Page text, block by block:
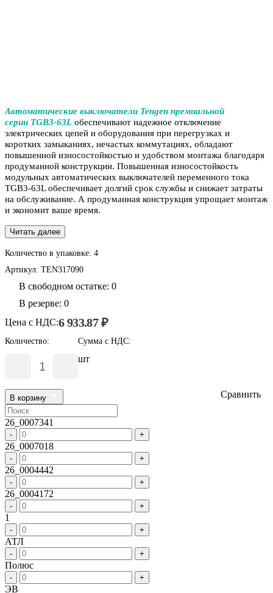
Автоматические выключатели Tengen премиальной
серии TGB3-63L обеспечивают надежное отключение
электрических цепей и оборудования при перегрузках и
коротких замыканиях, нечастых коммутациях, обладают
повышенной износостойкостью и удобством монтажа благодаря
продуманной конструкции. Повышенная износостойкость
модульных автоматических выключателей переменного тока
TGB3-63L обеспечивает долгий срок службы и снижает затраты
на обслуживание. А продуманная конструкция упрощает монтаж
и экономит ваше время.
Читать далее
Количество в упаковке: 4
Артикул: TEN317090
В свободном остатке: 0
В резерве: 0
Цена с НДС:6 933.87 ₽
Количество: Сумма с НДС:
шт
В корзину
26_0007341
- +
26_0007018
- +
26_0004442
- +
26_0004172
- +
1
- +
АТЛ
- +
Полюс
- +
ЭВ
Сравнить